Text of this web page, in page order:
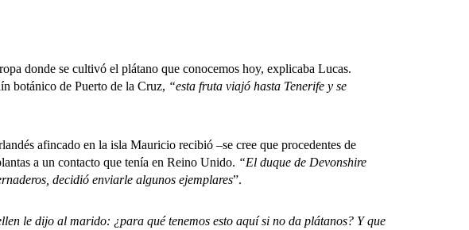
donde se cultivó el plátano que conocemos hoy, explicaba Lucas.
botánico de Puerto de la Cruz, “esta fruta viajó hasta Tenerife y se
afincado en la isla Mauricio recibió –se cree que procedentes de
a un contacto que tenía en Reino Unido. “El duque de Devonshire
decidió enviarle algunos ejemplares”.
le dijo al marido: ¿para qué tenemos esto aquí si no da plátanos? Y que